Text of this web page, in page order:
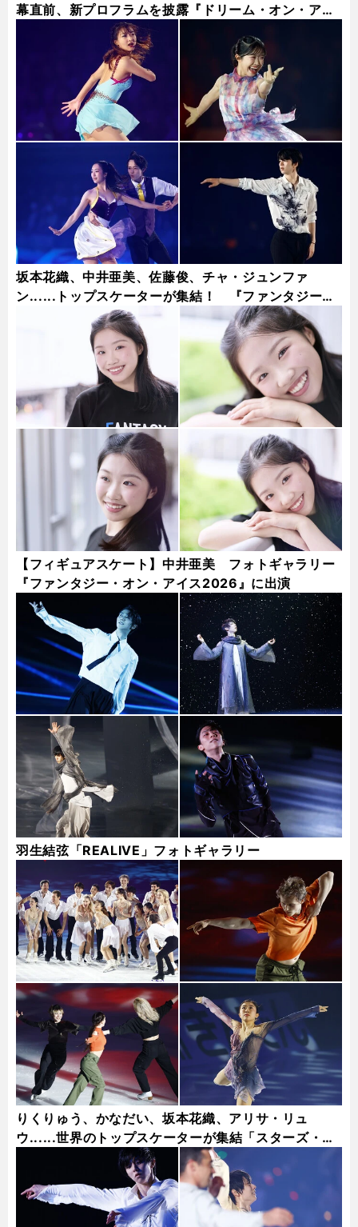
幕直前、新プロフラムを披露『ドリーム・オン・アイ
坂本花織、中井亜美、佐藤俊、チャ・ジュンファ
ン......トップスケーターが集結！ 『ファンタジー・
オン・アイス2026』フォトギャラリー
【フィギュアスケート】中井亜美 フォトギャラリー
『ファンタジー・オン・アイス2026』に出演
羽生結弦「REALIVE」フォトギャラリー
りくりゅう、かなだい、坂本花織、アリサ・リュ
ウ......世界のトップスケーターが集結「スターズ・オ
ン・アイス2026」フォト集